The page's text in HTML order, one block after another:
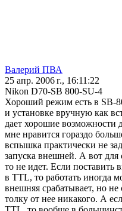
Валерий ПВА
25 апр. 2006 г., 16:11:22
Nikon D70-SB 800-SU-4
Хороший режим есть в SB-
и установке вручную как
дает хорошие возможности
мне нравится гораздо
вспышка практически не
запуска внешней. А вот
то не идет. Если
в TTL, то работать иногда
внешняя срабатывает, но
толку от нее никакого. А